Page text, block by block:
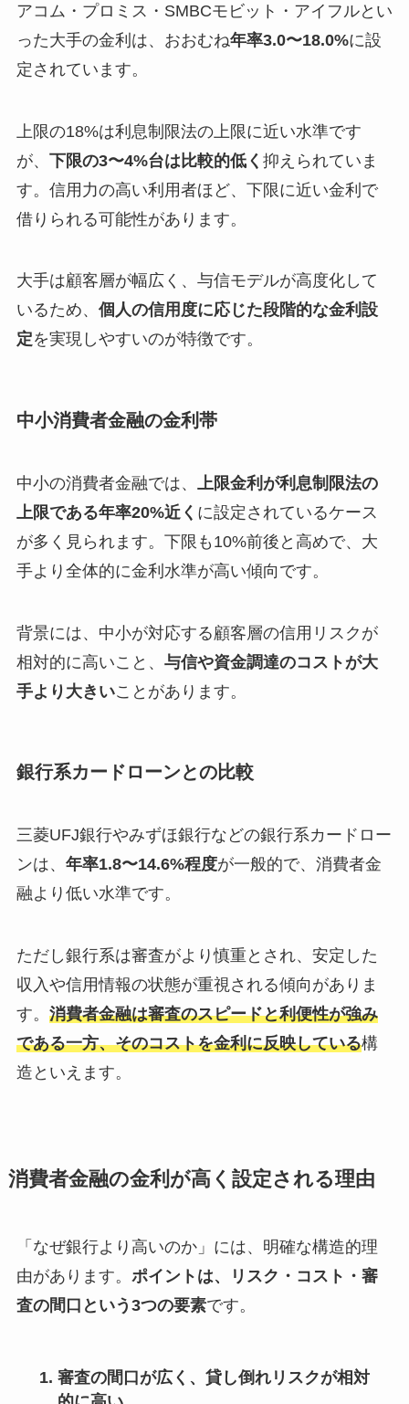
アコム・プロミス・SMBCモビット・アイフルとい
った大手の金利は、おおむね年率3.0〜18.0%に設
定されています。
上限の18%は利息制限法の上限に近い水準です
が、 下限の3〜4%台は比較的低く 抑えられていま
す。信用力の高い利用者ほど、下限に近い金利で
借りられる可能性があります。
大手は顧客層が幅広く、与信モデルが高度化して
いるため、 個人の信用度に応じた段階的な金利設
定を実現しやすいのが特徴です。
中小消費者金融の金利帯
中小の消費者金融では、
上限金利が利息制限法の
上限である年率20%近く に設定されているケース
が多く見られます。下限も10%前後と高めで、大
手より全体的に金利水準が高い傾向です。
背景には、中小が対応する顧客層の信用リスクが
相対的に高いこと、 与信や資金調達のコストが大
手より大きいことがあります。
銀行系カードローンとの比較
三菱UFJ銀行やみずほ銀行などの銀行系カードロー
ンは、 年率1.8〜14.6%程度が一般的で、消費者金
融より低い水準です。
ただし銀行系は審査がより慎重とされ、安定した
収入や信用情報の状態が重視される傾向がありま
す。 消費者金融は審査のスピードと利便性が強み
である一方、そのコストを金利に反映している構
造といえます。
消費者金融の金利が高く設定される理由
「なぜ銀行より高いのか」には、明確な構造的理
由があります。 ポイントは、リスク・コスト・審
査の間口という3つの要素です。
審査の間口が広く、貸し倒れリスクが相対